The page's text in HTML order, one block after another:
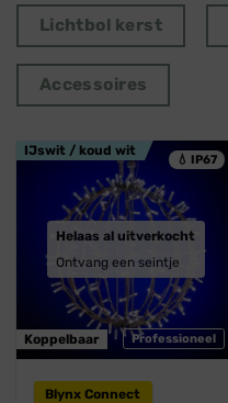
Lichtbol kerst
Accessoires
💧 IP67
Professioneel
IJswit / koud wit
Koppelbaar
Helaas al uitverkocht
Ontvang een seintje
Blynx Connect